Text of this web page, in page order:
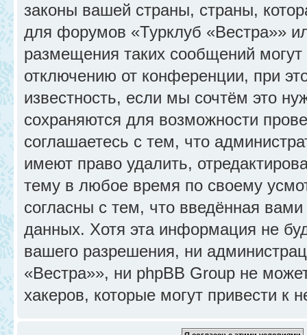
законы вашей страны, страны,
для форумов «Турклуб «Вестра»»
размещения таких сообщений
отключению от конференции, при
известность, если мы сочтём это
сохраняются для возможности
соглашаетесь с тем, что
имеют право удалить,
тему в любое время по своему
согласны с тем, что введённая
данных. Хотя эта информация не
вашего разрешения, ни
«Вестра»», ни phpBB Group не
хакеров, которые могут привести к